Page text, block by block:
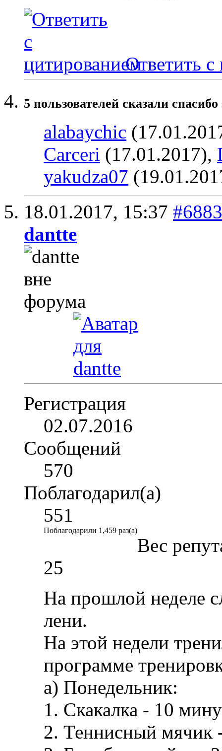
Ответить с
5 пользователей сказали
alabaychic
Carceri (17.01.2017),
yakudza07
18.01.2017, 15:37 #6883
dantte
Регистрация
02.07.2016
Сообщений
570
Поблагодарил(а)
551
Поблагодарили 1,459 раз(а)
Вес
25
На прошлой неделе
лени.
На этой недели
программе
а) Понедельник:
1. Скакалка - 10
2. Теннисный мячик